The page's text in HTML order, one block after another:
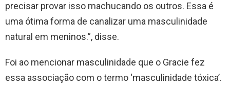
precisar provar isso machucando os outros. Essa é
uma ótima forma de canalizar uma masculinidade
natural em meninos.”, disse.
Foi ao mencionar masculinidade que o Gracie fez
essa associação com o termo ‘masculinidade tóxica’.